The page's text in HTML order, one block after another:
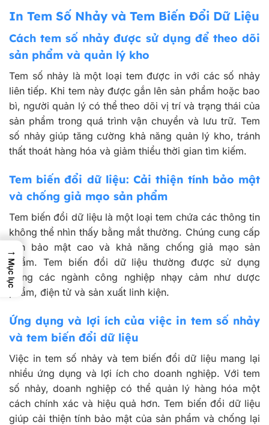
In Tem Số Nhảy và Tem Biến Đổi Dữ Liệu
Cách tem số nhảy được sử dụng để theo dõi
sản phẩm và quản lý kho
Tem số nhảy là một loại tem được in với các số nhảy
liên tiếp. Khi tem này được gắn lên sản phẩm hoặc bao
bì, người quản lý có thể theo dõi vị trí và trạng thái của
sản phẩm trong quá trình vận chuyển và lưu trữ. Tem
số nhảy giúp tăng cường khả năng quản lý kho, tránh
thất thoát hàng hóa và giảm thiểu thời gian tìm kiếm.
Tem biến đổi dữ liệu: Cải thiện tính bảo mật
và chống giả mạo sản phẩm
Tem biến đổi dữ liệu là một loại tem chứa các thông tin
không thể nhìn thấy bằng mắt thường. Chúng cung cấp
tính bảo mật cao và khả năng chống giả mạo sản
phẩm. Tem biến đổi dữ liệu thường được sử dụng
trong các ngành công nghiệp nhạy cảm như dược
phẩm, điện tử và sản xuất linh kiện.
Ứng dụng và lợi ích của việc in tem số nhảy
và tem biến đổi dữ liệu
Việc in tem số nhảy và tem biến đổi dữ liệu mang lại
nhiều ứng dụng và lợi ích cho doanh nghiệp. Với tem
số nhảy, doanh nghiệp có thể quản lý hàng hóa một
cách chính xác và hiệu quả hơn. Tem biến đổi dữ liệu
giúp cải thiện tính bảo mật của sản phẩm và chống lại
→
Mục lục